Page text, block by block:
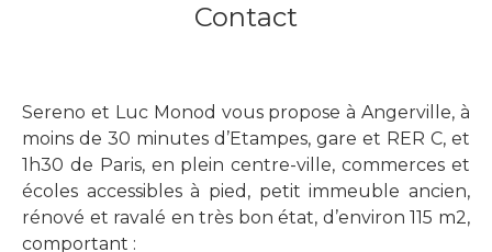
Contact
Sereno et Luc Monod vous propose à Angerville, à
moins de 30 minutes d’Etampes, gare et RER C, et
1h30 de Paris, en plein centre-ville, commerces et
écoles accessibles à pied, petit immeuble ancien,
rénové et ravalé en très bon état, d’environ 115 m2,
comportant :